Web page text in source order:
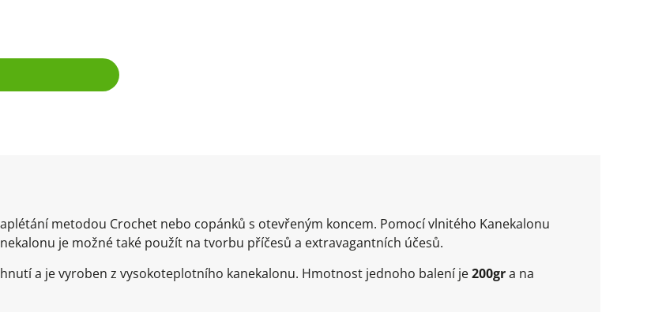
metodou Crochet nebo copánků s otevřeným koncem. Pomocí vlnitého Kanekalonu
je možné také použít na tvorbu příčesů a extravagantních účesů.
a je vyroben z vysokoteplotního kanekalonu. Hmotnost jednoho balení je200gra na